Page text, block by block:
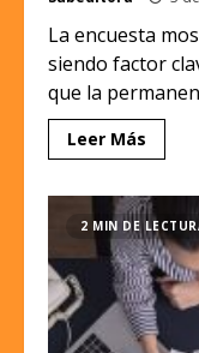
La encuesta
siendo factor
que la
Leer Más
2 MIN DE